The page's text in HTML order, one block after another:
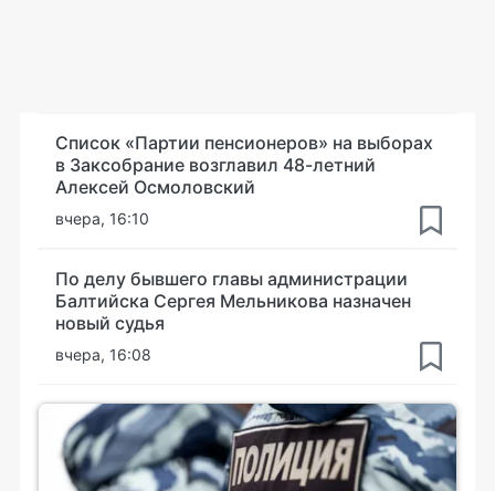
Список «Партии пенсионеров» на выборах
в Заксобрание возглавил 48-летний
Алексей Осмоловский
вчера, 16:10
По делу бывшего главы администрации
Балтийска Сергея Мельникова назначен
новый судья
вчера, 16:08